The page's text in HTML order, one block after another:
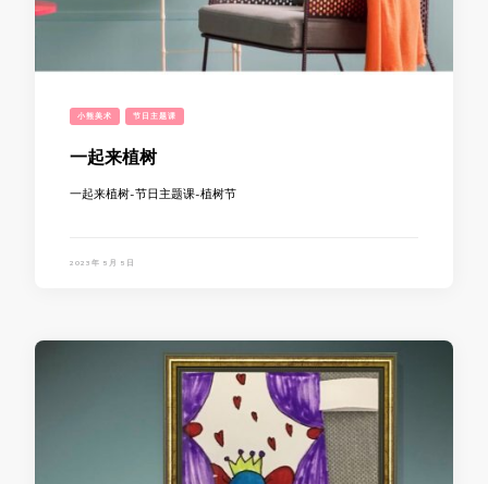
小熊美术 节日主题课
一起来植树
一起来植树-节日主题课-植树节
2023年 5月 5日